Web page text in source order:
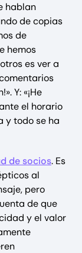
hablan
de copias
de
hemos
es ver a
Y: «¡He
el horario
y todo se ha
de socios. Es
al
pero
de que
y el valor